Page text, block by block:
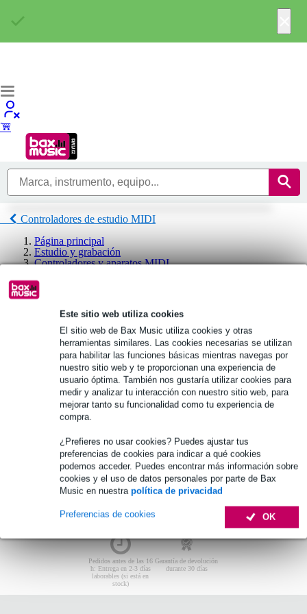
Este sitio web utiliza cookies
El sitio web de Bax Music utiliza cookies y otras
herramientas similares. Las cookies necesarias se utilizan
para habilitar las funciones básicas mientras navegas por
nuestro sitio web y te proporcionan una experiencia de
usuario óptima. También nos gustaría utilizar cookies para
medir y analizar tu interacción con nuestro sitio web, para
mejorar tanto su funcionalidad como tu experiencia de
compra.
¿Prefieres no usar cookies? Puedes ajustar tus
preferencias de cookies para indicar a qué cookies
podemos acceder. Puedes encontrar más información sobre
cookies y el uso de datos personales por parte de Bax
Music en nuestra política de privacidad
OK
Preferencias de cookies
Controladores de estudio MIDI
Página principal
Estudio y grabación
Controladores y aparatos MIDI
Presonus Controladores de estudio
No se han encontrado artículos.
Líderes-10
No se han encontrado artículos.
Pedidos antes de las 16
h: Entrega en 2-3 días
laborables (si está en
stock)
Garantía de devolución
durante 30 días